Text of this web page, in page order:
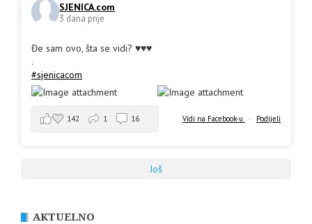
SJENICA.com
3 dana prije
Đe sam ovo, šta se vidi? ♥️♥️♥️
.
#sjenicacom
Vidi na Facebook-u · Podijeli
142 1 16
Još
AKTUELNO